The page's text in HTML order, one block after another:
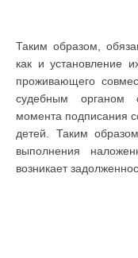
Таким образом,
как и установление
проживающего
судебным органом
момента подписания
детей. Таким
выполнения
возникает